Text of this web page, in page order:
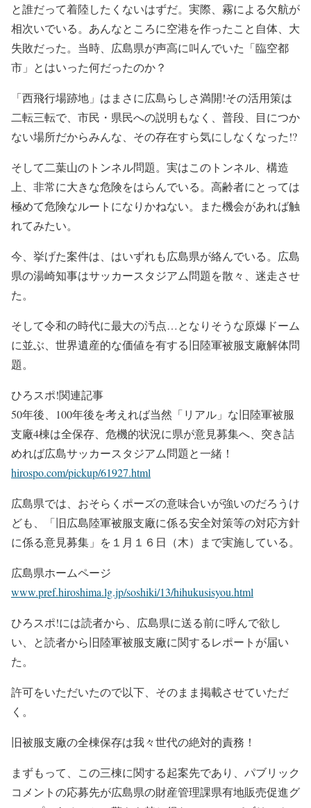
と誰だって着陸したくないはずだ。実際、霧による欠航が
相次いでいる。あんなところに空港を作ったこと自体、大
失敗だった。当時、広島県が声高に叫んでいた「臨空都
市」とはいった何だったのか？
「西飛行場跡地」はまさに広島らしさ満開!その活用策は
二転三転で、市民・県民への説明もなく、普段、目につか
ない場所だからみんな、その存在すら気にしなくなった!?
そして二葉山のトンネル問題。実はこのトンネル、構造
上、非常に大きな危険をはらんでいる。高齢者にとっては
極めて危険なルートになりかねない。また機会があれば触
れてみたい。
今、挙げた案件は、はいずれも広島県が絡んでいる。広島
県の湯崎知事はサッカースタジアム問題を散々、迷走させ
た。
そして令和の時代に最大の汚点…となりそうな原爆ドーム
に並ぶ、世界遺産的な価値を有する旧陸軍被服支廠解体問
題。
ひろスポ!関連記事
50年後、100年後を考えれば当然「リアル」な旧陸軍被服
支廠4棟は全保存、危機的状況に県が意見募集へ、突き詰
めれば広島サッカースタジアム問題と一緒！
hirospo.com/pickup/61927.html
広島県では、おそらくポーズの意味合いが強いのだろうけ
ども、「旧広島陸軍被服支廠に係る安全対策等の対応方針
に係る意見募集」を１月１６日（木）まで実施している。
広島県ホームページ
www.pref.hiroshima.lg.jp/soshiki/13/hihukusisyou.html
ひろスポ!には読者から、広島県に送る前に呼んで欲し
い、と読者から旧陸軍被服支廠に関するレポートが届い
た。
許可をいただいたので以下、そのまま掲載させていただ
く。
旧被服支廠の全棟保存は我々世代の絶対的責務！
まずもって、この三棟に関する起案先であり、パブリック
コメントの応募先が広島県の財産管理課県有地販売促進グ